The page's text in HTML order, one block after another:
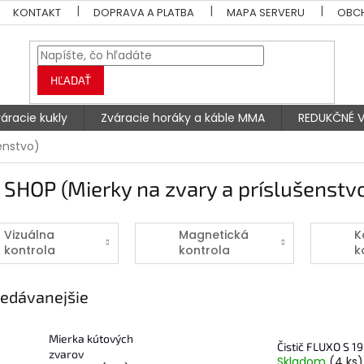
KONTAKT DOPRAVA A PLATBA MAPA SERVERU
HĽADAŤ
kukly Zváracie horáky a káble MMA REDUKČNÉ
SHOP (Mierky na zvary a
Vizuálna
kontrola
Magnetická
kontrola
Mierka kútových
zvarov
Čistič FLUXO S